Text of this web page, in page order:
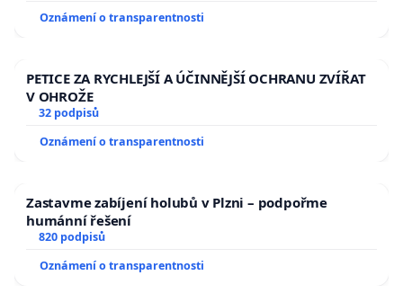
republiky
Oznámení o transparentnosti
PETICE ZA RYCHLEJŠÍ A ÚČINNĚJŠÍ OCHRANU ZVÍŘAT
V OHROŽE
32 podpisů
Oznámení o transparentnosti
Zastavme zabíjení holubů v Plzni – podpořme
humánní řešení
820 podpisů
Oznámení o transparentnosti